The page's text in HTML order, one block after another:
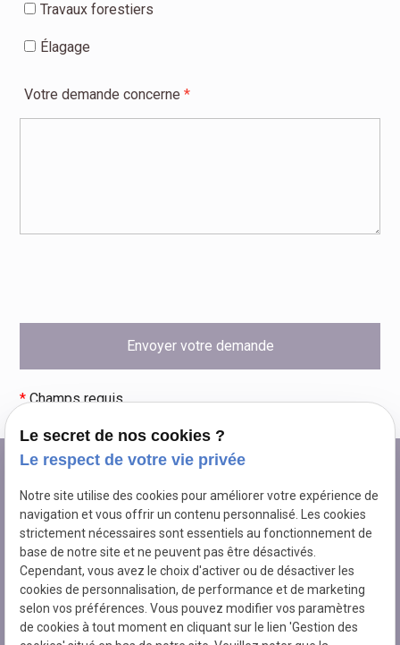
Travaux forestiers
Élagage
Votre demande concerne*
*Champs requis
TRAVAUX FORESTIERS BUNOUT
Travaux forestiers et élagage
àLIVAROT-PAYS-D'AUGE
N° de Siret : 78965544600019
Le secret de nos cookies ?
Le respect de votre vie privée
Notre site utilise des cookies pour améliorer votre expérience de
navigation et vous offrir un contenu personnalisé. Les cookies
strictement nécessaires sont essentiels au fonctionnement de
base de notre site et ne peuvent pas être désactivés.
Cependant, vous avez le choix d'activer ou de désactiver les
cookies de personnalisation, de performance et de marketing
selon vos préférences. Vous pouvez modifier vos paramètres
de cookies à tout moment en cliquant sur le lien 'Gestion des